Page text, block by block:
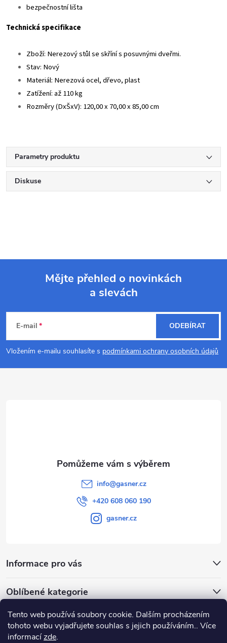
Tento web používá soubory cookie. Dalším procházením
tohoto webu vyjadřujete souhlas s jejich používáním.. Více
informacízde.
bezpečnostní lišta
Technická specifikace
Zboží: Nerezový stůl se skříní s posuvnými dveřmi.
Stav: Nový
Materiál: Nerezová ocel, dřevo, plast
Zatížení: až 110 kg
Rozměry (DxŠxV): 120,00 x 70,00 x 85,00 cm
Parametry produktu
Diskuse
p
a
Mějte přehled o novinkách
a slevách
E-mail
Vložením e-mailu souhlasíte s podmínkami ochrany osobních údajů
ODEBÍRAT
info@gasner.cz
+420 608 060 190
gasner.cz
Informace pro vás
Oblíbené kategorie
Přijímáme online platby